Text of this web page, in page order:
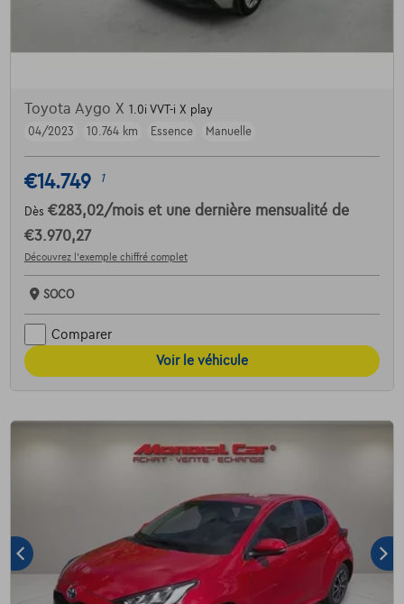
Toyota Aygo X 1.0i VVT-i X play
04/2023
10.764 km Essence Manuelle
€14.749 1
Dès €283,02/mois et une dernière mensualité de
€3.970,27
Découvrez l’exemple chiffré complet
SOCO
Comparer
Voir le véhicule